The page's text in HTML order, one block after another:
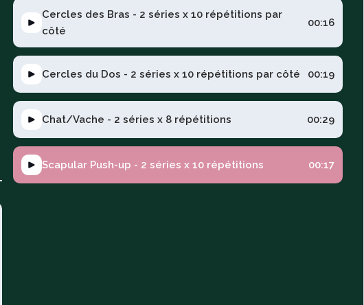
Cercles des Bras - 2 séries x 10 répétitions par
côté
00:16
Cercles du Dos - 2 séries x 10 répétitions par côté 00:19
Chat/Vache - 2 séries x 8 répétitions 00:29
Scapular Push-up - 2 séries x 10 répétitions 00:17